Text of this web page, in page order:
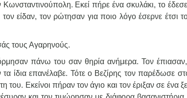
Εκεί πήρε ένα σκυλάκι, το
είδαν, τον ρώτησαν για ποιο λόγο έσερνε έτσι
τους Αγαρηνούς.
πάνω του σαν θηρία ανήμερα. Τον έπιασαν,
ίδια επανέλαβε. Τότε ο Βεζίρης τον παρέδωσε
του. Εκείνοι πήραν τον άγιο και τον έριξαν σε ένα